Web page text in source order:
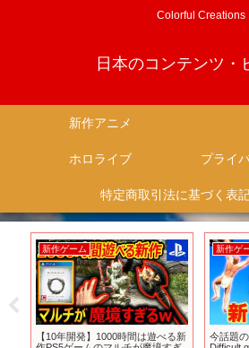
Colorful Creations
日本のコンテンツ・
新作アニメ
ホロライブ
新作ゲーム
【10年開発】1000時間は遊べる新
新作ゲ
今話題